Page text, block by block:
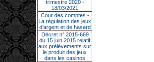
trimestre 2020 -
18/03/2021
Cour des comptes -
La régulation des jeux
d’argent et de hasard
Décret n° 2015-669
du 15 juin 2015 relatif
aux prélèvements sur
le produit des jeux
dans les casinos